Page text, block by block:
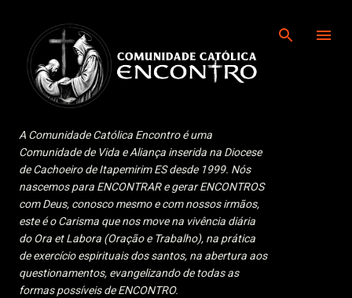
A Comunidade Católica Encontro é uma
Comunidade de Vida e Aliança inserida na Diocese
de Cachoeiro de Itapemirim ES desde 1999. Nós
nascemos para ENCONTRAR e gerar ENCONTROS
com Deus, conosco mesmo e com nossos irmãos,
este é o Carisma que nos move na vivência diária
do Ora et Labora (Oração e Trabalho), na prática
de exercício espirituais dos santos, na abertura aos
questionamentos, evangelizando de todas as
formas possíveis de ENCONTRO.